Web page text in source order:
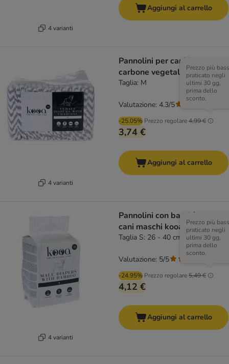
4 varianti
Aggiungi al carrello
4 varianti
Pannolini per cani kooa con
carbone vegetale
Taglia: M
-25.05% Prezzo regolare4,99 €
Prezzo più
praticato negli
ultimi 30 gg,
prima dello
sconto.
3,74 €
Valutazione: 4.3/5
Aggiungi al carrello
4 varianti
Pannolini con bambù per
cani maschi kooa
Taglia S: 26 - 40 cm, 12 pz
-24.95% Prezzo regolare5,49 €
Prezzo più
praticato negli
ultimi 30 gg,
prima dello
sconto.
4,12 €
Valutazione: 5/5
Aggiungi al carrello